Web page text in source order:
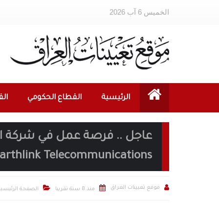
الخميس 6 آب 2026
الرئيسية القطاع الحكومي
عاجل .. فرصة عمل في شركة
Telecommunications
 موقع تعيينات العراق  منذ 8 سنة تقريبا  الصفحة